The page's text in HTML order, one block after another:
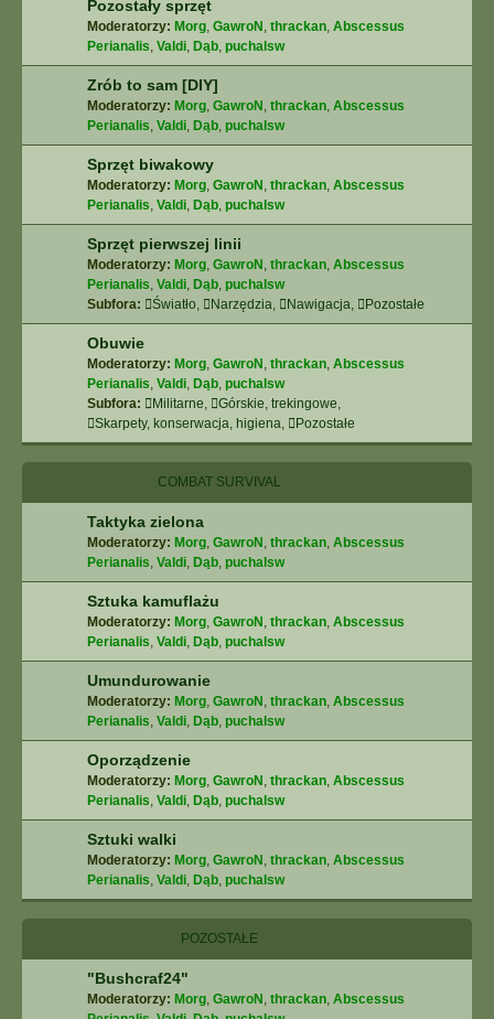
Pozostały sprzęt
Moderatorzy: Morg, GawroN , thrackan, Abscessus
Perianalis, Valdi, Dąb, puchalsw
Zrób to sam [DIY]
Moderatorzy: Morg, GawroN , thrackan, Abscessus
Perianalis, Valdi, Dąb, puchalsw
Sprzęt biwakowy
Moderatorzy: Morg, GawroN , thrackan, Abscessus
Perianalis, Valdi, Dąb, puchalsw
Sprzęt pierwszej linii
Moderatorzy: Morg, GawroN , thrackan, Abscessus
Perianalis, Valdi, Dąb, puchalsw
Subfora:
Światło, Narzędzia, Nawigacja, Pozostałe
Obuwie
Moderatorzy: Morg, GawroN , thrackan, Abscessus
Perianalis, Valdi, Dąb, puchalsw
Subfora:
Militarne, Górskie, trekingowe,
Skarpety, konserwacja, higiena, Pozostałe
COMBAT SURVIVAL
Taktyka zielona
Moderatorzy: Morg, GawroN , thrackan, Abscessus
Perianalis, Valdi, Dąb, puchalsw
Sztuka kamuflażu
Moderatorzy: Morg, GawroN , thrackan, Abscessus
Perianalis, Valdi, Dąb, puchalsw
Umundurowanie
Moderatorzy: Morg, GawroN , thrackan, Abscessus
Perianalis, Valdi, Dąb, puchalsw
Oporządzenie
Moderatorzy: Morg, GawroN , thrackan, Abscessus
Perianalis, Valdi, Dąb, puchalsw
Sztuki walki
Moderatorzy: Morg, GawroN , thrackan, Abscessus
Perianalis, Valdi, Dąb, puchalsw
POZOSTAŁE
"Bushcraf24"
Moderatorzy: Morg, GawroN , thrackan, Abscessus